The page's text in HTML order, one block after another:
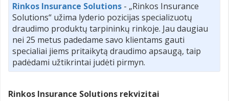
Rinkos Insurance Solutions - „Rinkos Insurance
Solutions“ užima lyderio pozicijas specializuotų
draudimo produktų tarpininkų rinkoje. Jau daugiau
nei 25 metus padedame savo klientams gauti
specialiai jiems pritaikytą draudimo apsaugą, taip
padėdami užtikrintai judėti pirmyn.
Rinkos Insurance Solutions rekvizitai